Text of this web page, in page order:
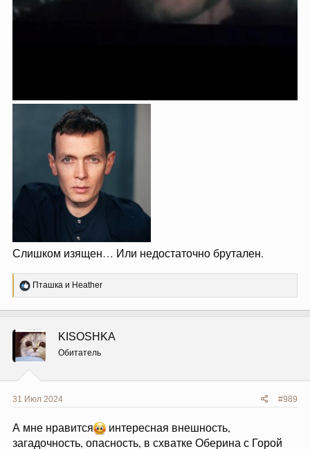
Слишком изящен… Или недостаточно брутален.
Р
е
ц
и
и
:
Пташка и Heather
KISOSHKA
Обитатель
31 Июл 2024 #989
А мне нравится
интересная внешность,
загадочность, опасность, в схватке Оберина с Горой